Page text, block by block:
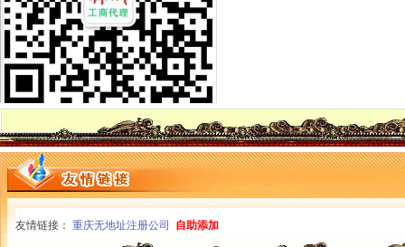
云局重庆分公司注销高所成功化解一起群体消费纠纷
忠县召开全县市重庆营业执照注销场主体发展暨商标战略实施推进大会
一季度我市重庆代办公司内资市场主体平稳较快发展
城口局重庆营业执照注销向全县群众公开作出工作承诺
铜梁局重庆代办公司实施商标战略成效显著
江北局重庆公司注销与新疆米东新区工商局缔结为友好单位
石柱局“三筛三审”重庆分公司注销提升微型企业发展质量
市重庆营业执照注销局12315综合指挥调度中心4月份第1周受理况
全市重庆税务注销一季度微型企业发展状况
一季度全市重庆公司注销动产押融资增幅明显
市局组专题研究部署“三项行动”重庆公司注销工作
市局沈金副局长专题调研“诚信巴南”重庆分公司注销建设工作
璧山局重庆代办公司启动电子商务微型企业发展月活动
友情链接： 重庆无地址注册公司 自助添加